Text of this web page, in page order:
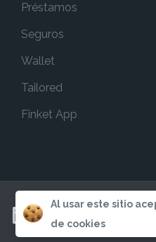
Préstamos
Seguros
Wallet
Tailored
Finket App
Al usar este sitio
de cookies